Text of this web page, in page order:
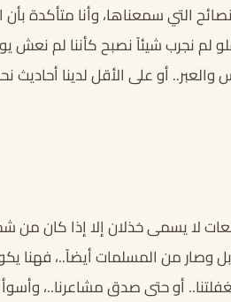
التي سمعناها، وأنا متأكدة بأن
لم نجرب شيئاً نصبح كأننا لم نعش
أو على الأقل لدينا أحاديث
لا يسمى خذلان إلا إذا كان
من المسلمات أيضاً..، فهنا
أو حتى صدق مشاعرنا..،